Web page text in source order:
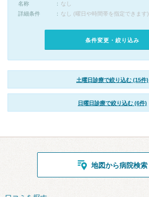
名称
なし
詳細条件
なし (曜日や時間帯を指定できます)
条件変更・絞り込み
土曜日診療で絞り込む (15件)
日曜日診療で絞り込む (6件)
地図から病院検索